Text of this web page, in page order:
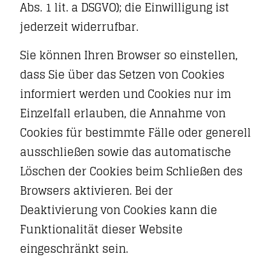
Abs. 1 lit. a DSGVO); die Einwilligung ist
jederzeit widerrufbar.
Sie können Ihren Browser so einstellen,
dass Sie über das Setzen von Cookies
informiert werden und Cookies nur im
Einzelfall erlauben, die Annahme von
Cookies für bestimmte Fälle oder generell
ausschließen sowie das automatische
Löschen der Cookies beim Schließen des
Browsers aktivieren. Bei der
Deaktivierung von Cookies kann die
Funktionalität dieser Website
eingeschränkt sein.